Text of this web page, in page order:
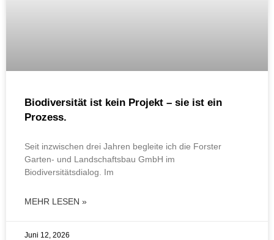
Biodiversität ist kein Projekt – sie ist ein
Prozess.
Seit inzwischen drei Jahren begleite ich die Forster
Garten- und Landschaftsbau GmbH im
Biodiversitätsdialog. Im
MEHR LESEN »
Juni 12, 2026